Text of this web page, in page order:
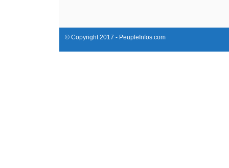
© Copyright 2017 - PeupleInfos.com